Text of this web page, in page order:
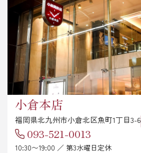
小倉本店
福岡県北九州市小倉北区魚町1丁目3-6
093-521-0013
10:30〜19:00 ／ 第3水曜日定休